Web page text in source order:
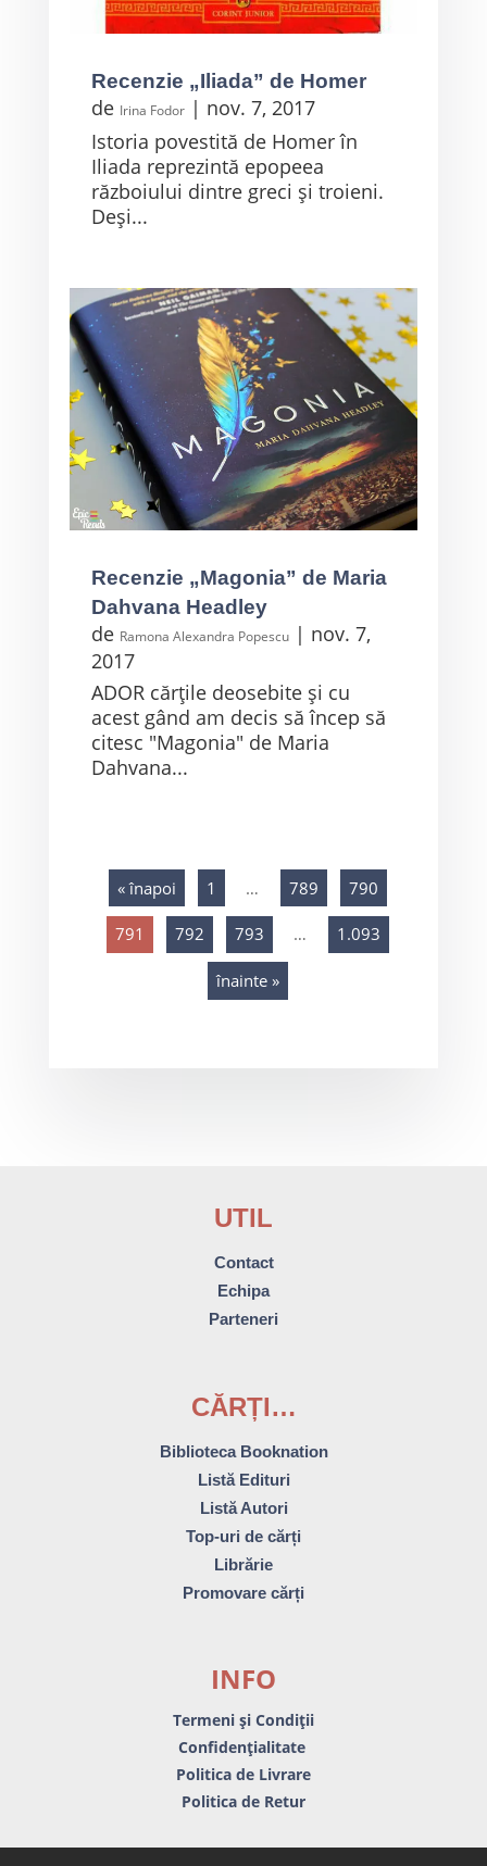
Recenzie „Iliada” de Homer
de Irina Fodor| nov. 7, 2017
Istoria povestită de Homer în
Iliada reprezintă epopeea
războiului dintre greci și troieni.
Deși...
Recenzie „Magonia” de Maria
Dahvana Headley
de Ramona Alexandra Popescu| nov. 7,
2017
ADOR cărțile deosebite și cu
acest gând am decis să încep să
citesc "Magonia" de Maria
Dahvana...
« înapoi 1 … 789 790
791 792 793 … 1.093
înainte »
UTIL
Contact
Echipa
Parteneri
CĂRȚI…
Biblioteca Booknation
Listă Edituri
Listă Autori
Top-uri de cărți
Librărie
Promovare cărți
INFO
Termeni și Condiții
Confidențialitate
Politica de Livrare
Politica de Retur